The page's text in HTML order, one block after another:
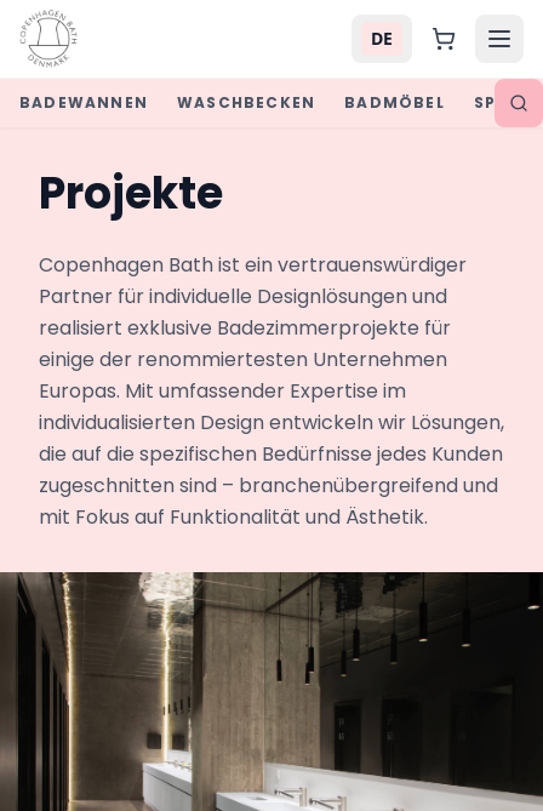
DE
BADEWANNEN WASCHBECKEN BADMÖBEL
Projekte
Copenhagen Bath ist ein vertrauenswürdiger
Partner für individuelle Designlösungen und
realisiert exklusive Badezimmerprojekte für
einige der renommiertesten Unternehmen
Europas. Mit umfassender Expertise im
individualisierten Design entwickeln wir Lösungen,
die auf die spezifischen Bedürfnisse jedes Kunden
zugeschnitten sind – branchenübergreifend und
mit Fokus auf Funktionalität und Ästhetik.